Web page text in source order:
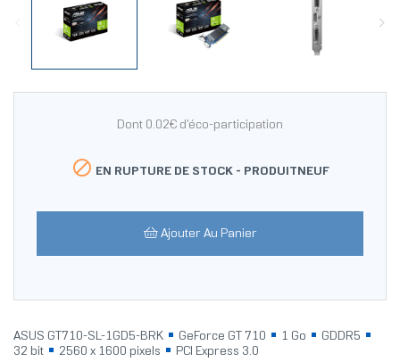
Dont 0.02€ d'éco-participation
 EN RUPTURE DE STOCK - PRODUITNEUF
Ajouter Au Panier
ASUS GT710-SL-1GD5-BRK GeForce GT 710 1 Go
GDDR5
32 bit
2560 x 1600 pixels PCI Express 3.0